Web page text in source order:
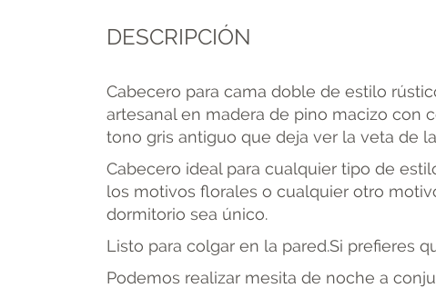
DESCRIPCIÓN
Cabecero para cama doble de estilo
artesanal en madera de pino macizo con
tono gris antiguo que deja ver la veta de
Cabecero ideal para cualquier tipo de
los motivos florales o cualquier otro
dormitorio sea único.
Listo para colgar en la pared.Si prefieres
Podemos realizar mesita de noche a